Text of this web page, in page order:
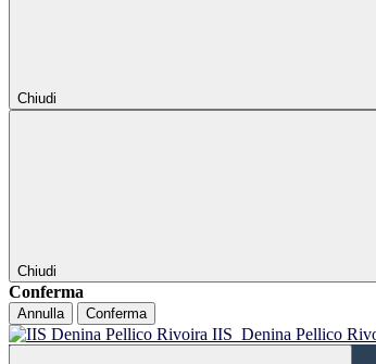
Chiudi
Chiudi
Conferma
Annulla Conferma
IIS Denina Pellico